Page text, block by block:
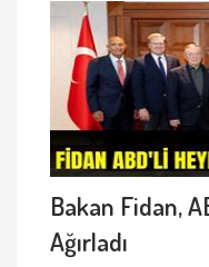
Bakan Fidan,
Ağırladı